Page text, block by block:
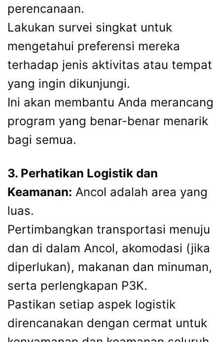
perencanaan.
Lakukan survei singkat untuk
mengetahui preferensi mereka
terhadap jenis aktivitas atau tempat
yang ingin dikunjungi.
Ini akan membantu Anda merancang
program yang benar-benar menarik
bagi semua.
3. Perhatikan Logistik dan
Keamanan: Ancol adalah area yang
luas.
Pertimbangkan transportasi menuju
dan di dalam Ancol, akomodasi (jika
diperlukan), makanan dan minuman,
serta perlengkapan P3K.
Pastikan setiap aspek logistik
direncanakan dengan cermat untuk